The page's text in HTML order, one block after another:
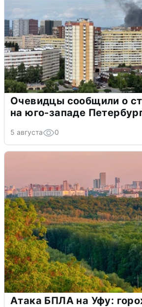
Очевидцы сообщили о
на юго-западе
5 августа 0
Атака БПЛА на Уфу: